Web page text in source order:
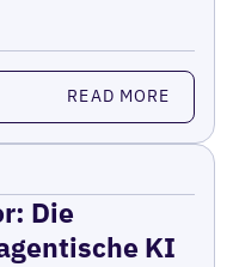
READ MORE
Die
KI